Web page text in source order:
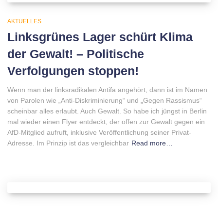
AKTUELLES
Linksgrünes Lager schürt Klima
der Gewalt! – Politische
Verfolgungen stoppen!
Wenn man der linksradikalen Antifa angehört, dann ist im Namen
von Parolen wie „Anti-Diskriminierung“ und „Gegen Rassismus“
scheinbar alles erlaubt. Auch Gewalt. So habe ich jüngst in Berlin
mal wieder einen Flyer entdeckt, der offen zur Gewalt gegen ein
AfD-Mitglied aufruft, inklusive Veröffentlichung seiner Privat-
Adresse. Im Prinzip ist das vergleichbar Read more…